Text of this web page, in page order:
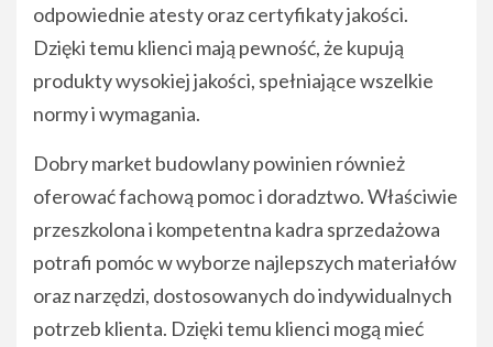
odpowiednie atesty oraz certyfikaty jakości.
Dzięki temu klienci mają pewność, że kupują
produkty wysokiej jakości, spełniające wszelkie
normy i wymagania.
Dobry market budowlany powinien również
oferować fachową pomoc i doradztwo. Właściwie
przeszkolona i kompetentna kadra sprzedażowa
potrafi pomóc w wyborze najlepszych materiałów
oraz narzędzi, dostosowanych do indywidualnych
potrzeb klienta. Dzięki temu klienci mogą mieć